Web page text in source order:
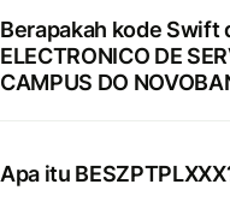
Berapakah kode Swift
ELECTRONICO DE
CAMPUS DO
Apa itu